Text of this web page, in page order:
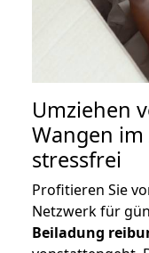
Umziehen
Wangen im
stressfrei
Profitieren Sie
Netzwerk für
Beiladung